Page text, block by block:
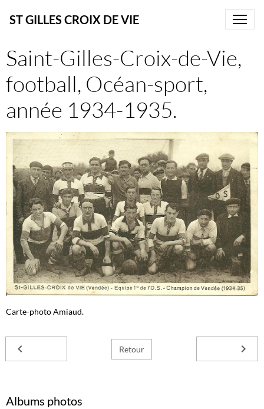
ST GILLES CROIX DE VIE
Saint-Gilles-Croix-de-Vie,
football, Océan-sport,
année 1934-1935.
Carte-photo Amiaud.
Retour
Albums photos